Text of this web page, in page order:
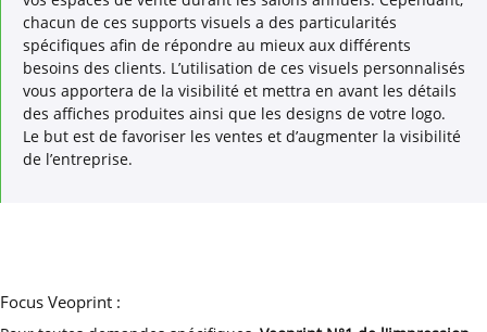
chacun de ces supports visuels a des particularités
spécifiques afin de répondre au mieux aux différents
besoins des clients. L’utilisation de ces visuels personnalisés
vous apportera de la visibilité et mettra en avant les détails
des affiches produites ainsi que les designs de votre logo.
Le but est de favoriser les ventes et d’augmenter la visibilité
de l’entreprise.
Focus Veoprint :